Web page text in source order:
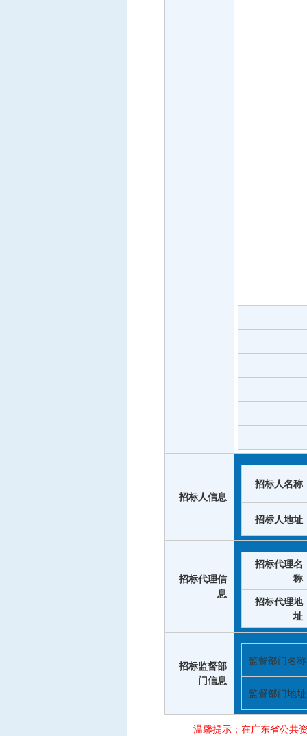
招标人信息
招标人名称
招标人地址
招标代理信
息
招标代理名
称
招标代理地
址
招标监督部
门信息
监督部门名称
监督部门地址
温馨提示：在广东省公共